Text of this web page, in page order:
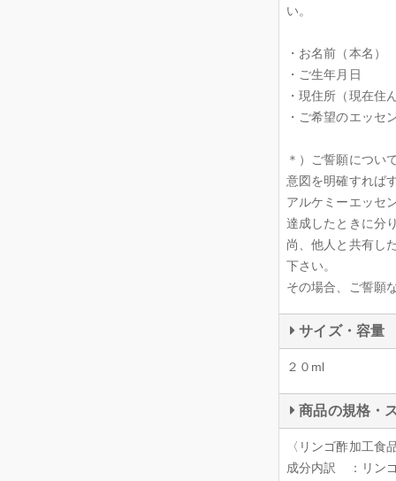
い。
・お名前（本名）
・ご生年月日
・現住所（現在住
・ご希望のエッセ
＊）ご誓願につい
意図を明確すれば
アルケミーエッセ
達成したときに分
尚、他人と共有し
下さい。
その場合、ご誓願
サイズ・容量
２０ml
商品の規格・
〈リンゴ酢加工
成分内訳 ：リン